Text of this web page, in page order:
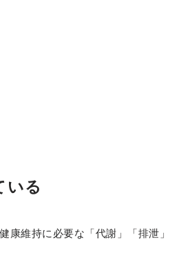
いる
康維持に必要な「代謝」「排泄」